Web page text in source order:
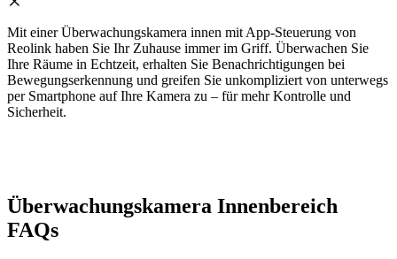
Mit einer Überwachungskamera innen mit App-Steuerung von
Reolink haben Sie Ihr Zuhause immer im Griff. Überwachen Sie
Ihre Räume in Echtzeit, erhalten Sie Benachrichtigungen bei
Bewegungserkennung und greifen Sie unkompliziert von unterwegs
per Smartphone auf Ihre Kamera zu – für mehr Kontrolle und
Sicherheit.
Überwachungskamera Innenbereich
FAQs